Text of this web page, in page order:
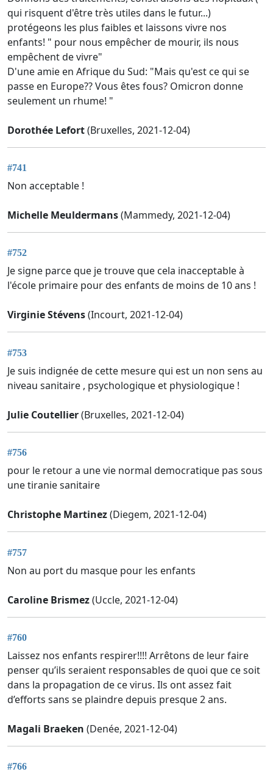
qui risquent d'être très utiles dans le futur...)
protégeons les plus faibles et laissons vivre nos
enfants! " pour nous empêcher de mourir, ils nous
empêchent de vivre"
D'une amie en Afrique du Sud: "Mais qu'est ce qui se
passe en Europe?? Vous êtes fous? Omicron donne
seulement un rhume! "
Dorothée Lefort(Bruxelles, 2021-12-04)
#741
Non acceptable !
Michelle Meuldermans(Mammedy, 2021-12-04)
#752
Je signe parce que je trouve que cela inacceptable à
l'école primaire pour des enfants de moins de 10 ans !
Virginie Stévens(Incourt, 2021-12-04)
#753
Je suis indignée de cette mesure qui est un non sens au
niveau sanitaire , psychologique et physiologique !
Julie Coutellier(Bruxelles, 2021-12-04)
#756
pour le retour a une vie normal democratique pas sous
une tiranie sanitaire
Christophe Martinez(Diegem, 2021-12-04)
#757
Non au port du masque pour les enfants
Caroline Brismez(Uccle, 2021-12-04)
#760
Laissez nos enfants respirer!!!! Arrêtons de leur faire
penser qu’ils seraient responsables de quoi que ce soit
dans la propagation de ce virus. Ils ont assez fait
d’efforts sans se plaindre depuis presque 2 ans.
Magali Braeken (Denée, 2021-12-04)
#766